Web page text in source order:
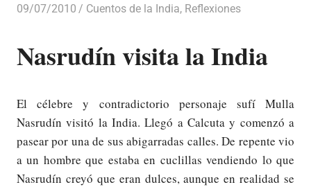
09/07/2010 Luis Castellanos
Cuentos de la India, Reflexiones
Nasrudín visita la India
El célebre y contradictorio personaje sufí Mulla
Nasrudín visitó la India. Llegó a Calcuta y comenzó a
pasear por una de sus abigarradas calles. De repente vio
a un hombre que estaba en cuclillas vendiendo lo que
Nasrudín creyó que eran dulces, aunque en realidad se